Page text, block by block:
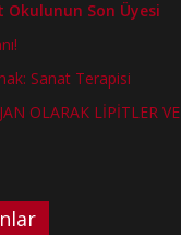
Son Üyesi
Sanat Terapisi
OLARAK LİPİTLER